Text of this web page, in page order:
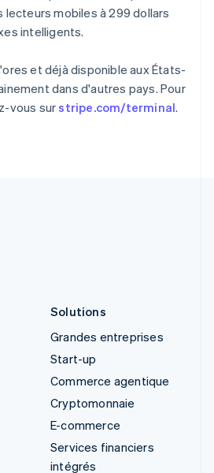
lecteurs mobiles à 299 dollars
intelligents.
et déjà disponible aux États-
dans d'autres pays. Pour
vous surstripe.com/terminal.
Solutions
Grandes entreprises
Start-up
Commerce agentique
Cryptomonnaie
E-commerce
Services financiers
intégrés